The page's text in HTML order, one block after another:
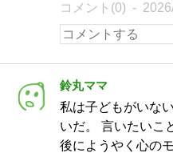
コメント(0)
鈴丸ママ
私は子どもがいな
いだ。 言いたいこ
後にようやく心の